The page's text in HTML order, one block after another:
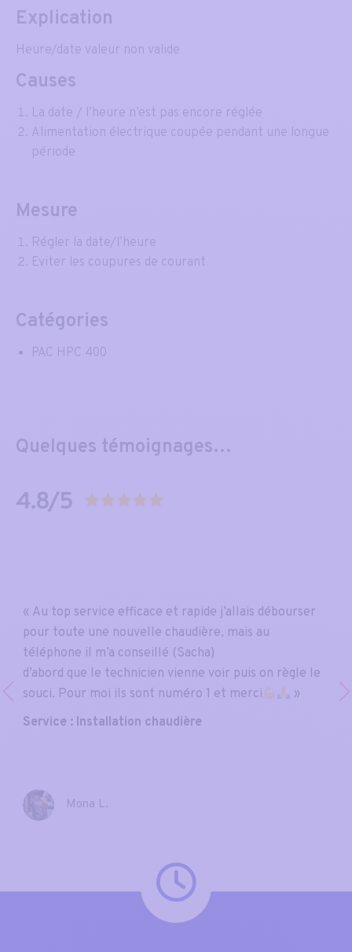
Explication
Heure/date valeur non valide
Causes
La date / l’heure n’est pas encore réglée
Alimentation électrique coupée pendant une longue
période
Mesure
Régler la date/l’heure
Eviter les coupures de courant
Catégories
PAC HPC 400
Quelques témoignages…
Mona L.
« Au top service efficace et rapide j’allais débourser
pour toute une nouvelle chaudière, mais au
téléphone il m’a conseillé (Sacha)
d’abord que le technicien vienne voir puis on règle le
souci. Pour moi ils sont numéro 1 et merci
»
Service : Installation chaudière